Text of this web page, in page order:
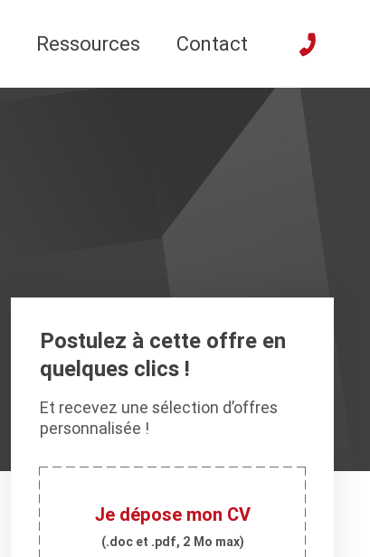
Ressources Contact
Postulez à cette offre en
quelques clics !
Et recevez une sélection d’offres
personnalisée !
Je dépose mon CV
(.doc et .pdf, 2 Mo max)